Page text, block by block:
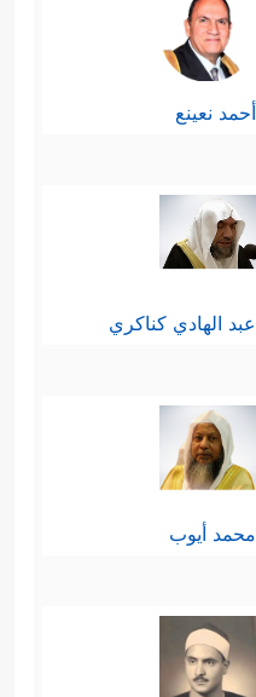
أحمد نعينع
عبد الهادي كناكري
محمد أيوب